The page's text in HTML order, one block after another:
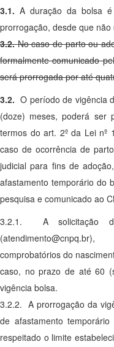
3.1. A duração da bolsa
prorrogação, desde que
3.2.No caso de parto ou
formalmente comunicado
será prorrogada por até
3.2. O período de vigência
(doze) meses, poderá ser
termos do art. 2º da Lei nº
caso de ocorrência de
judicial para fins de
afastamento temporário do
pesquisa e comunicado ao
3.2.1. A solicitação
comprobatórios do
caso, no prazo de até 60
vigência bolsa.
3.2.2. A prorrogação da
de afastamento
respeitado o limite